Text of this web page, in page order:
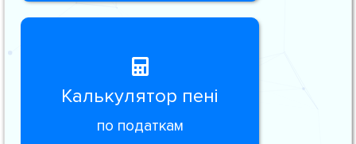
Калькулятор пені
по податкам